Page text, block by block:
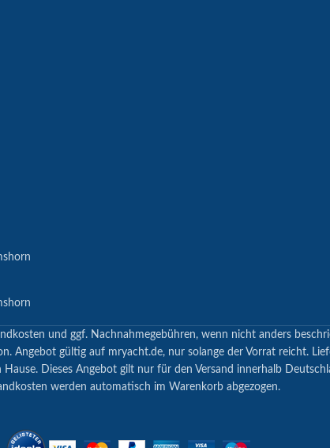
und ggf. Nachnahmegebühren, wenn nicht anders
Angebot gültig auf mryacht.de, nur solange der Vorrat reicht.
Dieses Angebot gilt nur für den Versand innerhalb
werden automatisch im Warenkorb abgezogen.